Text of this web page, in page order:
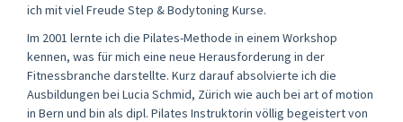
ich mit viel Freude Step & Bodytoning Kurse.
Im 2001 lernte ich die Pilates-Methode in einem Workshop
kennen, was für mich eine neue Herausforderung in der
Fitnessbranche darstellte. Kurz darauf absolvierte ich die
Ausbildungen bei Lucia Schmid, Zürich wie auch bei art of motion
in Bern und bin als dipl. Pilates Instruktorin völlig begeistert von